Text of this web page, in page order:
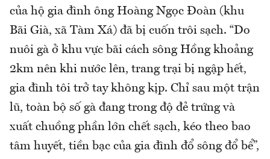
của hộ gia đình ông Hoàng Ngọc Đoàn (khu
Bãi Già, xã Tàm Xá) đã bị cuốn trôi sạch. “Do
nuôi gà ở khu vực bãi cách sông Hồng khoảng
2km nên khi nước lên, trang trại bị ngập hết,
gia đình tôi trở tay không kịp. Chỉ sau một trận
lũ, toàn bộ số gà đang trong độ đẻ trứng và
xuất chuồng phần lớn chết sạch, kéo theo bao
tâm huyết, tiền bạc của gia đình đổ sông đổ bể”,